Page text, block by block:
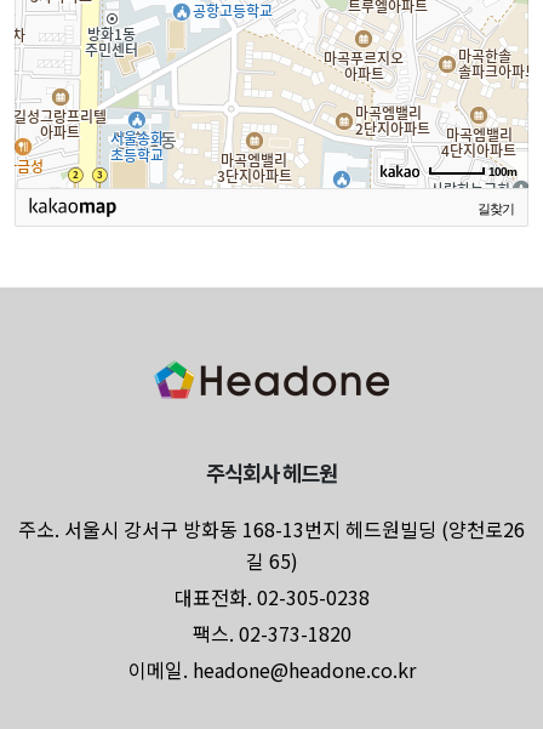
100m
길찾기
주식회사 헤드원
주소. 서울시 강서구 방화동 168-13번지 헤드원빌딩 (양천로26
길 65)
대표전화. 02-305-0238
팩스. 02-373-1820
이메일. headone@headone.co.kr